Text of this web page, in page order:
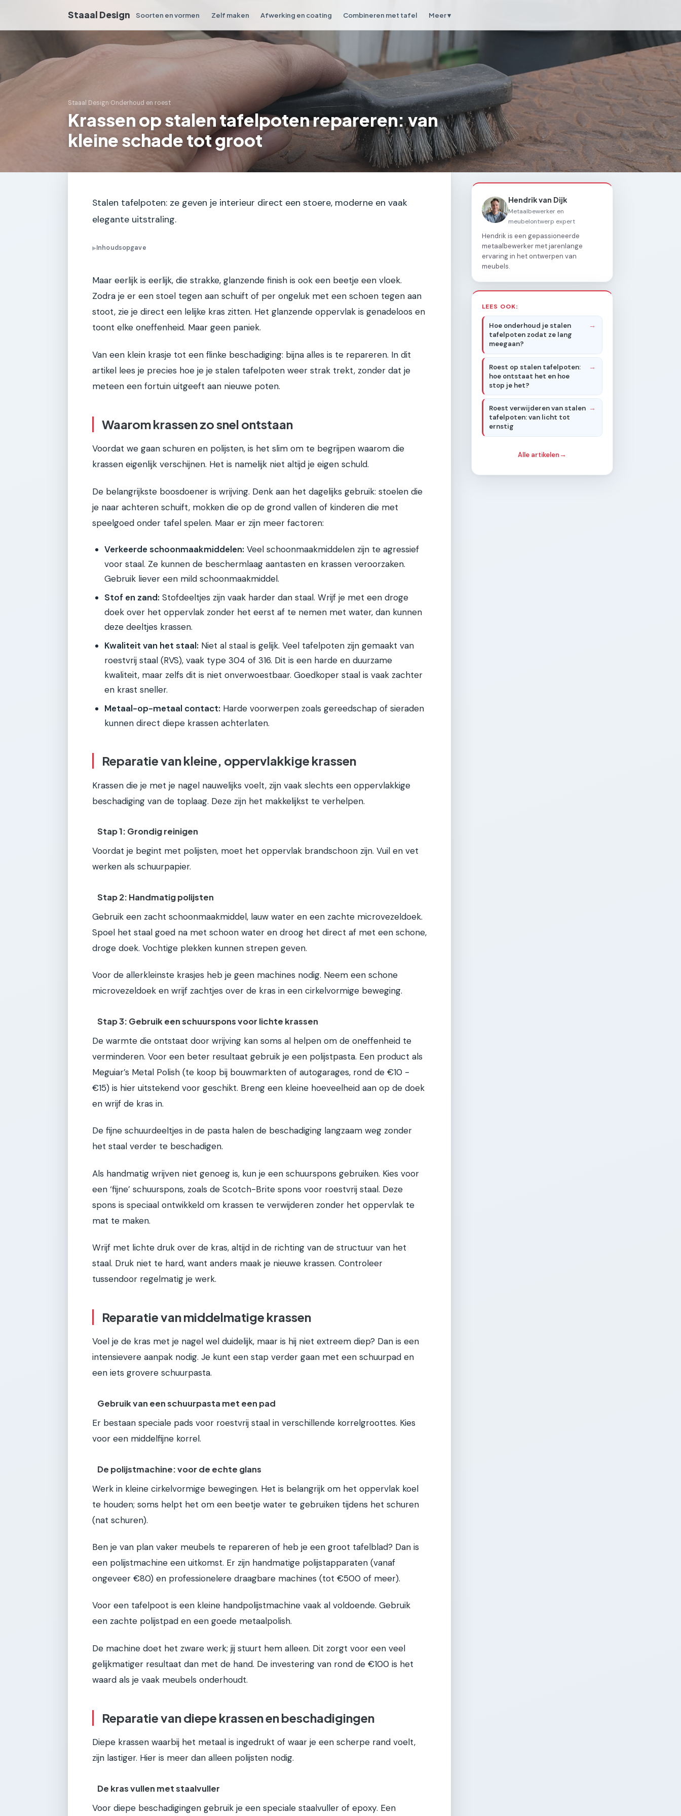
Staaal Design Soorten en vormen Zelf maken Afwerking en coating Combineren met tafel Meer ▾
Staaal Design›Onderhoud en roest
Krassen op stalen tafelpoten repareren: van
kleine schade tot groot
Stalen tafelpoten: ze geven je interieur direct een stoere, moderne en vaak
elegante uitstraling.
▶Inhoudsopgave
Maar eerlijk is eerlijk, die strakke, glanzende finish is ook een beetje een vloek.
Zodra je er een stoel tegen aan schuift of per ongeluk met een schoen tegen aan
stoot, zie je direct een lelijke kras zitten. Het glanzende oppervlak is genadeloos en
toont elke oneffenheid. Maar geen paniek.
Van een klein krasje tot een flinke beschadiging: bijna alles is te repareren. In dit
artikel lees je precies hoe je je stalen tafelpoten weer strak trekt, zonder dat je
meteen een fortuin uitgeeft aan nieuwe poten.
Waarom krassen zo snel ontstaan
Voordat we gaan schuren en polijsten, is het slim om te begrijpen waarom die
krassen eigenlijk verschijnen. Het is namelijk niet altijd je eigen schuld.
De belangrijkste boosdoener is wrijving. Denk aan het dagelijks gebruik: stoelen die
je naar achteren schuift, mokken die op de grond vallen of kinderen die met
speelgoed onder tafel spelen. Maar er zijn meer factoren:
Verkeerde schoonmaakmiddelen: Veel schoonmaakmiddelen zijn te agressief
voor staal. Ze kunnen de beschermlaag aantasten en krassen veroorzaken.
Gebruik liever een mild schoonmaakmiddel.
Stof en zand: Stofdeeltjes zijn vaak harder dan staal. Wrijf je met een droge
doek over het oppervlak zonder het eerst af te nemen met water, dan kunnen
deze deeltjes krassen.
Kwaliteit van het staal: Niet al staal is gelijk. Veel tafelpoten zijn gemaakt van
roestvrij staal (RVS), vaak type 304 of 316. Dit is een harde en duurzame
kwaliteit, maar zelfs dit is niet onverwoestbaar. Goedkoper staal is vaak zachter
en krast sneller.
Metaal-op-metaal contact: Harde voorwerpen zoals gereedschap of sieraden
kunnen direct diepe krassen achterlaten.
Reparatie van kleine, oppervlakkige krassen
Krassen die je met je nagel nauwelijks voelt, zijn vaak slechts een oppervlakkige
beschadiging van de toplaag. Deze zijn het makkelijkst te verhelpen.
Stap 1: Grondig reinigen
Voordat je begint met polijsten, moet het oppervlak brandschoon zijn. Vuil en vet
werken als schuurpapier.
Stap 2: Handmatig polijsten
Gebruik een zacht schoonmaakmiddel, lauw water en een zachte microvezeldoek.
Spoel het staal goed na met schoon water en droog het direct af met een schone,
droge doek. Vochtige plekken kunnen strepen geven.
Voor de allerkleinste krasjes heb je geen machines nodig. Neem een schone
microvezeldoek en wrijf zachtjes over de kras in een cirkelvormige beweging.
Stap 3: Gebruik een schuurspons voor lichte krassen
De warmte die ontstaat door wrijving kan soms al helpen om de oneffenheid te
verminderen. Voor een beter resultaat gebruik je een polijstpasta. Een product als
Meguiar’s Metal Polish (te koop bij bouwmarkten of autogarages, rond de €10 -
€15) is hier uitstekend voor geschikt. Breng een kleine hoeveelheid aan op de doek
en wrijf de kras in.
De fijne schuurdeeltjes in de pasta halen de beschadiging langzaam weg zonder
het staal verder te beschadigen.
Als handmatig wrijven niet genoeg is, kun je een schuurspons gebruiken. Kies voor
een ‘fijne’ schuurspons, zoals de Scotch-Brite spons voor roestvrij staal. Deze
spons is speciaal ontwikkeld om krassen te verwijderen zonder het oppervlak te
mat te maken.
Wrijf met lichte druk over de kras, altijd in de richting van de structuur van het
staal. Druk niet te hard, want anders maak je nieuwe krassen. Controleer
tussendoor regelmatig je werk.
Reparatie van middelmatige krassen
Voel je de kras met je nagel wel duidelijk, maar is hij niet extreem diep? Dan is een
intensievere aanpak nodig. Je kunt een stap verder gaan met een schuurpad en
een iets grovere schuurpasta.
Gebruik van een schuurpasta met een pad
Er bestaan speciale pads voor roestvrij staal in verschillende korrelgroottes. Kies
voor een middelfijne korrel.
De polijstmachine: voor de echte glans
Werk in kleine cirkelvormige bewegingen. Het is belangrijk om het oppervlak koel
te houden; soms helpt het om een beetje water te gebruiken tijdens het schuren
(nat schuren).
Ben je van plan vaker meubels te repareren of heb je een groot tafelblad? Dan is
een polijstmachine een uitkomst. Er zijn handmatige polijstapparaten (vanaf
ongeveer €80) en professionelere draagbare machines (tot €500 of meer).
Voor een tafelpoot is een kleine handpolijstmachine vaak al voldoende. Gebruik
een zachte polijstpad en een goede metaalpolish.
De machine doet het zware werk; jij stuurt hem alleen. Dit zorgt voor een veel
gelijkmatiger resultaat dan met de hand. De investering van rond de €100 is het
waard als je vaak meubels onderhoudt.
Reparatie van diepe krassen en beschadigingen
Diepe krassen waarbij het metaal is ingedrukt of waar je een scherpe rand voelt,
zijn lastiger. Hier is meer dan alleen polijsten nodig.
De kras vullen met staalvuller
Voor diepe beschadigingen gebruik je een speciale staalvuller of epoxy. Een
Hendrik van Dijk
Metaalbewerker en
meubelontwerp expert
Hendrik is een gepassioneerde
metaalbewerker met jarenlange
ervaring in het ontwerpen van
meubels.
LEES OOK:
Hoe onderhoud je stalen
tafelpoten zodat ze lang
meegaan?
Roest op stalen tafelpoten:
hoe ontstaat het en hoe
stop je het?
Roest verwijderen van stalen
tafelpoten: van licht tot
ernstig
Alle artikelen